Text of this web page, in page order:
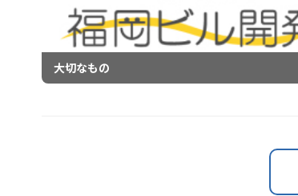
大切なもの